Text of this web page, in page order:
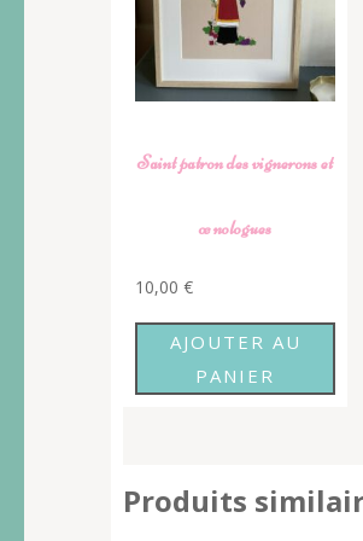
Saint patron des vignerons et
œnologues
10,00 €
AJOUTER AU
PANIER
Produits